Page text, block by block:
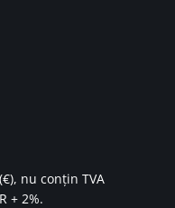
nu conțin TVA
+ 2%.